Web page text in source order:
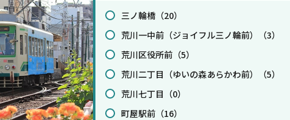
三ノ輪橋（20）
荒川一中前（ジョイフル三ノ輪前）（3）
荒川区役所前（5）
荒川二丁目（ゆいの森あらかわ前）（5）
荒川七丁目（0）
町屋駅前（16）